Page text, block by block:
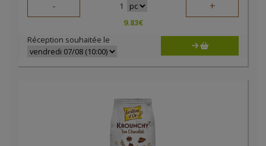
- 1 +
9.83€
Réception souhaitée le